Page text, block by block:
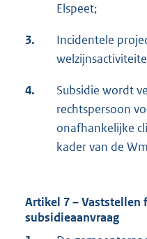
Elspeet;
3.
Incidentele
4.
Subsidie wordt
rechtspersoon
onafhankelijke
kader van de
Artikel 7 – Vaststellen
subsidieaanvraag